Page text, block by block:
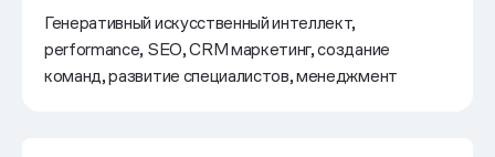
Генеративный искусственный интеллект,
performance, SEO, CRM маркетинг, создание
команд, развитие специалистов, менеджмент